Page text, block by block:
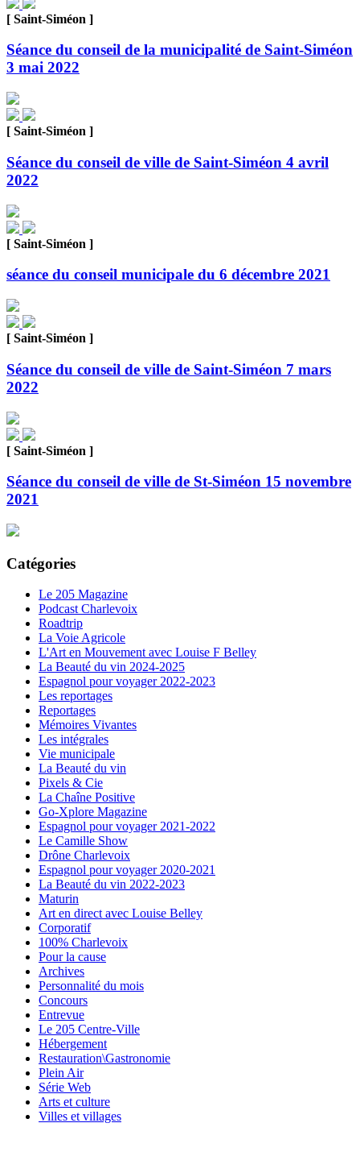
[ Saint-Siméon ]
Séance du conseil de la municipalité de Saint-Siméon
3 mai 2022
[ Saint-Siméon ]
Séance du conseil de ville de Saint-Siméon 4 avril
2022
[ Saint-Siméon ]
séance du conseil municipale du 6 décembre 2021
[ Saint-Siméon ]
Séance du conseil de ville de Saint-Siméon 7 mars
2022
[ Saint-Siméon ]
Séance du conseil de ville de St-Siméon 15 novembre
2021
Catégories
Le 205 Magazine
Podcast Charlevoix
Roadtrip
La Voie Agricole
L'Art en Mouvement avec Louise F Belley
La Beauté du vin 2024-2025
Espagnol pour voyager 2022-2023
Les reportages
Reportages
Mémoires Vivantes
Les intégrales
Vie municipale
La Beauté du vin
Pixels & Cie
La Chaîne Positive
Go-Xplore Magazine
Espagnol pour voyager 2021-2022
Le Camille Show
Drône Charlevoix
Espagnol pour voyager 2020-2021
La Beauté du vin 2022-2023
Maturin
Art en direct avec Louise Belley
Corporatif
100% Charlevoix
Pour la cause
Archives
Personnalité du mois
Concours
Entrevue
Le 205 Centre-Ville
Hébergement
Restauration\Gastronomie
Plein Air
Série Web
Arts et culture
Villes et villages